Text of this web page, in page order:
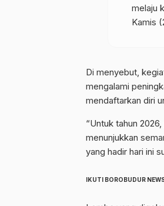
melaju
Kamis
Di menyebut,
mengalami
mendaftarkan diri
“Untuk tahun
menunjukkan
yang hadir hari ini
IKUTI BOROBUDUR